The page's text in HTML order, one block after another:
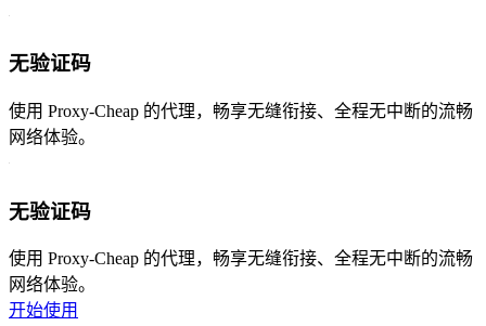
无验证码
使用 Proxy-Cheap 的代理，畅享无缝衔接、全程无中断的流畅
网络体验。
无验证码
使用 Proxy-Cheap 的代理，畅享无缝衔接、全程无中断的流畅
网络体验。
开始使用